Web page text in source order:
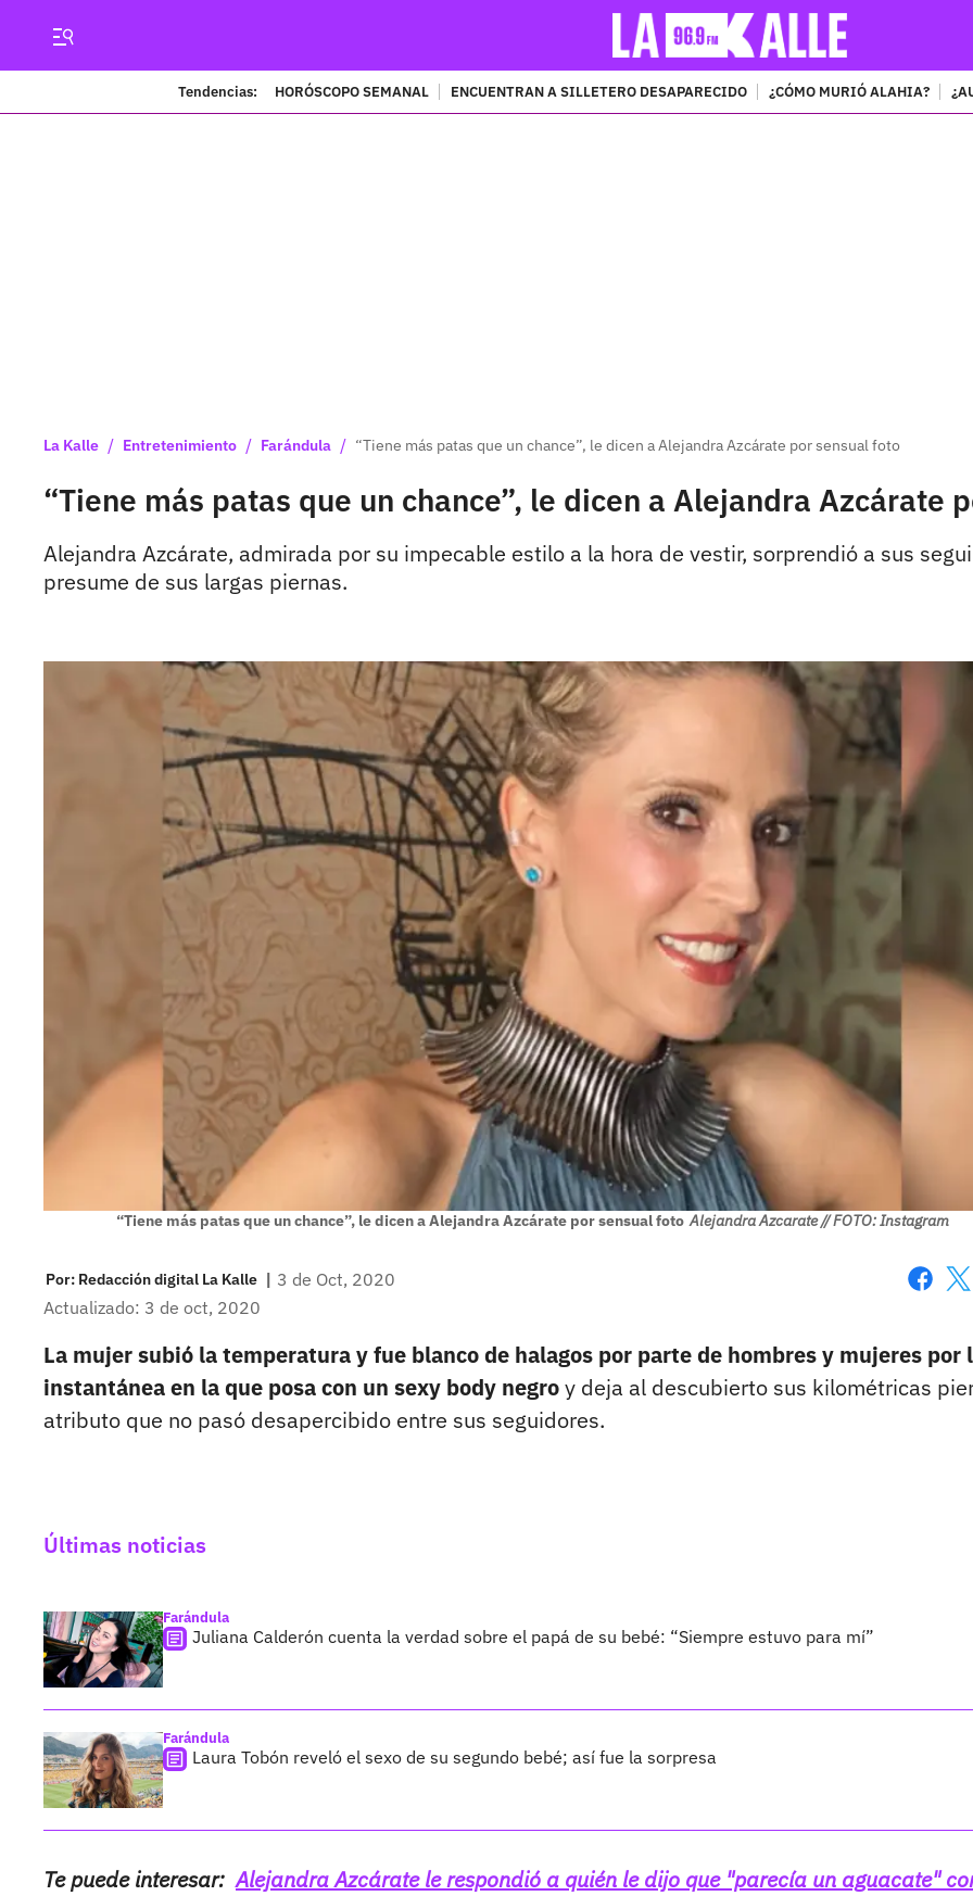
Tendencias: HORÓSCOPO SEMANAL ENCUENTRAN A SILLETERO DESAPARECIDO ¿CÓMO MURIÓ ALAHIA?
La Kalle / Entretenimiento / Farándula / “Tiene más patas que un chance”, le dicen a Alejandra Azcárate por sensual foto
“Tiene más patas que un chance”, le dicen a Alejandra Azcárate
Alejandra Azcárate, admirada por su impecable estilo a la hora de vestir, sorprendió a sus
presume de sus largas piernas.
“Tiene más patas que un chance”, le dicen a Alejandra Azcárate por sensual foto Alejandra Azcarate // FOTO: Instagram
Por: Redacción digital La Kalle | 3 de Oct, 2020
Actualizado: 3 de oct, 2020
La mujer subió la temperatura y fue blanco de halagos por parte de hombres y mujeres por
instantánea en la que posa con un sexy body negroy deja al descubierto sus kilométricas
atributo que no pasó desapercibido entre sus seguidores.
Últimas noticias
Farándula
Juliana Calderón cuenta la verdad sobre el papá de su bebé: “Siempre estuvo para mí”
Farándula
Laura Tobón reveló el sexo de su segundo bebé; así fue la sorpresa
Te puede interesar:Alejandra Azcárate le respondió a quién le dijo que "parecía un aguacate"